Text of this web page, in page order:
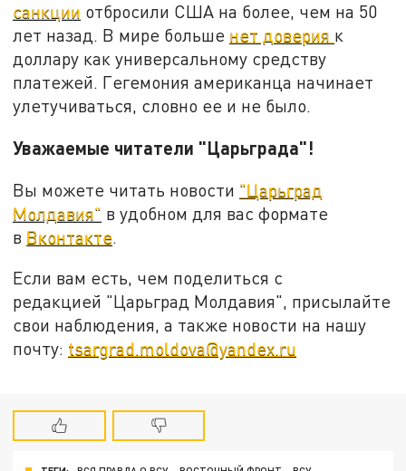
санкции отбросили США на более, чем на 50
лет назад. В мире больше нет доверия к
доллару как универсальному средству
платежей. Гегемония американца начинает
улетучиваться, словно ее и не было.
Уважаемые читатели "Царьграда"!
Вы можете читать новости "Царьград
Молдавия" в удобном для вас формате
в Вконтакте.
Если вам есть, чем поделиться с
редакцией "Царьград Молдавия", присылайте
свои наблюдения, а также новости на нашу
почту: tsargrad.moldova@yandex.ru